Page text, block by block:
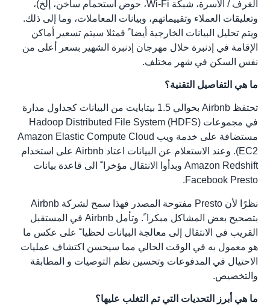
الغرف / الأسرة، شبكة Wi-Fi، حوض استحمام ساخن، إلخ)،
وتعليقات العملاء وتقييماتهم، وبيانات المعاملات، وما إلى ذلك.
ويتم تحليل البيانات الخارجية أيضا ً فمثلا سيتم تسعير أماكن
الإقامة في إدنبرة خلال مهرجان إدنبرة الشهير بسعر أعلى من
نفس السكن في شهر مختلف.
ما هي التفاصيل التقنية؟
تحتفظ Airbnb بحوالي 1.5 بيتابايت من البيانات كجداول مدارة
في مجموعات Hadoop Distributed File System (HDFS)
مستضافة على خدمة ويب Amazon Elastic Compute Cloud
(EC2. وعند الاستعلام عن البيانات اعتاد Airbnb على استخدام
Amazon Redshift وبدأوا الانتقال مؤخرا ً الى قاعدة بيانات
Facebook Presto.
نظرًا لأن Presto مفتوحة المصدر فهذا سمح لشركة Airbnb
بتصحيح بعض المشاكل مبكرا ً. وتأمل Airbnb في المستقبل
القريب في الانتقال إلى معالجة البيانات لحظيا ً على عكس ما
هو معمول به في الوقت الحالي مما سيحسن اكتشاف عمليات
الاحتيال في المدفوعات وتحسين نظم التوصيات و المطابقة
والتخصيص.
ما هي أبرز التحديات التي تم التغلب عليها؟